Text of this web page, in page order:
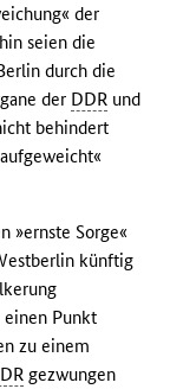
der
seien die
durch die
der DDR und
behindert
»ernste Sorge«
künftig
Punkt
zu einem
gezwungen